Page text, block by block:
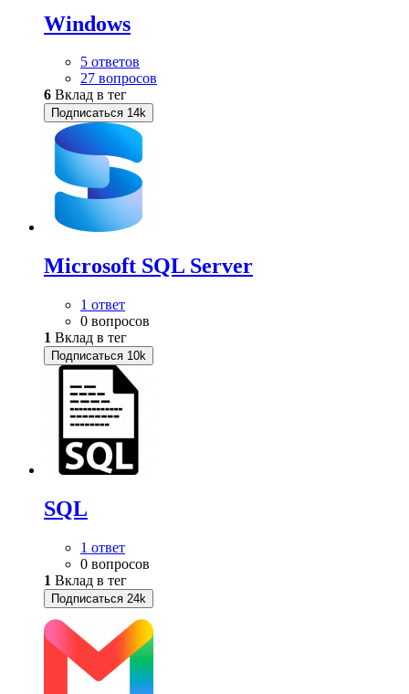
Windows
5 ответов
27 вопросов
6 Вклад в тег
Подписаться 14k
Microsoft SQL Server
1 ответ
0 вопросов
1 Вклад в тег
Подписаться 10k
SQL
1 ответ
0 вопросов
1 Вклад в тег
Подписаться 24k